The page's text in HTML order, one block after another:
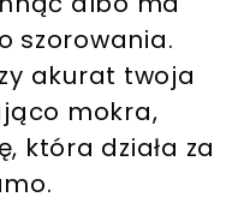
szorowania.
akurat twoja
mokra,
która działa za